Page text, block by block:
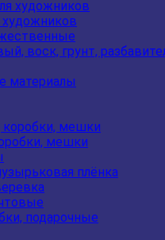
воск, грунт,
материалы
мешки
плёнка
подарочные